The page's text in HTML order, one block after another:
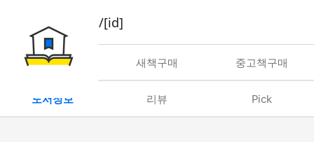
book/rent/[id]
대여 새책구매 중고책구매
도서정보 리뷰 Pick